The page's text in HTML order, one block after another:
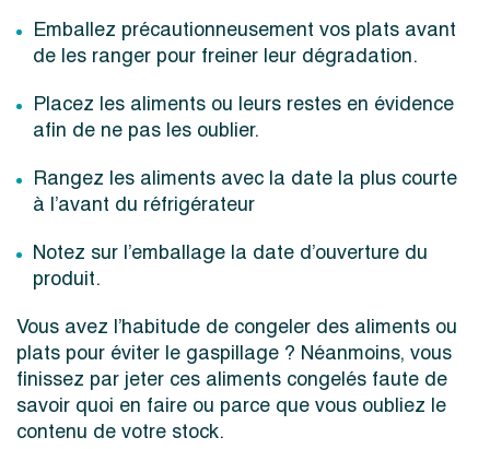
Emballez précautionneusement vos plats avant
de les ranger pour freiner leur dégradation.
Placez les aliments ou leurs restes en évidence
afin de ne pas les oublier.
Rangez les aliments avec la date la plus courte
à l’avant du réfrigérateur
Notez sur l’emballage la date d’ouverture du
produit.
Vous avez l’habitude de congeler des aliments ou
plats pour éviter le gaspillage ? Néanmoins, vous
finissez par jeter ces aliments congelés faute de
savoir quoi en faire ou parce que vous oubliez le
contenu de votre stock.